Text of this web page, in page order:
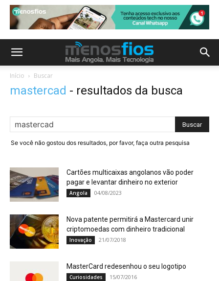
Início Buscar
mastercad - resultados da busca
Se você não gostou dos resultados, por favor, faça outra pesquisa
Cartões multicaixas angolanos vão poder
pagar e levantar dinheiro no exterior
Angola 04/08/2023
Nova patente permitirá a Mastercard unir
criptomoedas com dinheiro tradicional
Inovação 21/07/2018
MasterCard redesenhou o seu logotipo
Curiosidades 15/07/2016